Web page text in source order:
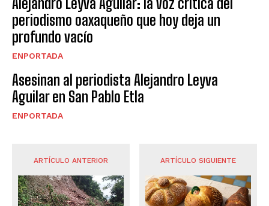
periodismo oaxaqueño que hoy deja un
profundo vacío
ENPORTADA
Asesinan al periodista Alejandro Leyva
Aguilar en San Pablo Etla
ENPORTADA
ARTÍCULO ANTERIOR ARTÍCULO SIGUIENTE